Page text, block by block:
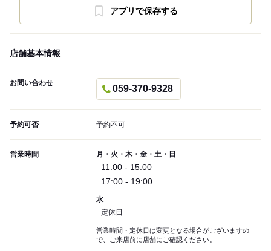
アプリで保存する
店舗基本情報
お問い合わせ
059-370-9328
予約可否 予約不可
営業時間 月・火・木・金・土・日
11:00 - 15:00
17:00 - 19:00
水
定休日
営業時間・定休日は変更となる場合がございますの
で、ご来店前に店舗にご確認ください。